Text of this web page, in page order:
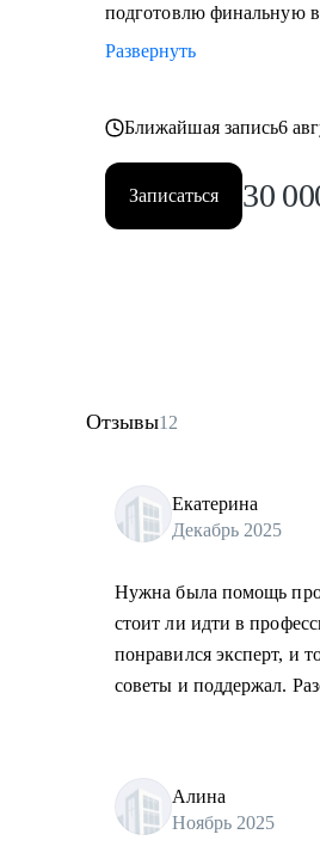
подготовлю финальную
Развернуть
Ближайшая запись6
Записаться 30
Отзывы12
Екатерина
Декабрь 2025
Нужна была помощь
стоит ли идти в
понравился эксперт, и
советы и поддержал.
Алина
Ноябрь 2025